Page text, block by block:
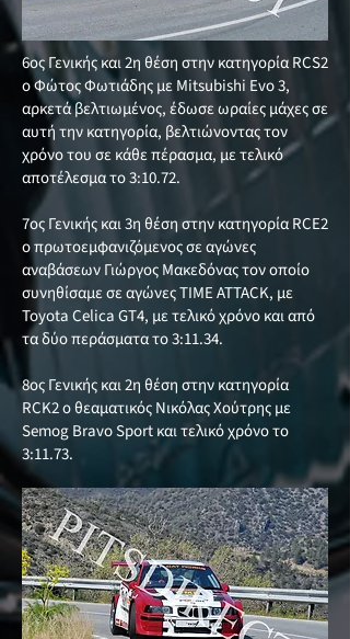
6ος Γενικής και 2η θέση στην κατηγορία RCS2
ο Φώτος Φωτιάδης με Mitsubishi Evo 3,
αρκετά βελτιωμένος, έδωσε ωραίες μάχες σε
αυτή την κατηγορία, βελτιώνοντας τον
χρόνο του σε κάθε πέρασμα, με τελικό
αποτέλεσμα το 3:10.72.
7ος Γενικής και 3η θέση στην κατηγορία RCΕ2
ο πρωτοεμφανιζόμενος σε αγώνες
αναβάσεων Γιώργος Μακεδόνας τον οποίο
συνηθίσαμε σε αγώνες TIME ATTACK, με
Toyota Celica GT4, με τελικό χρόνο και από
τα δύο περάσματα το 3:11.34.
8ος Γενικής και 2η θέση στην κατηγορία
RCK2 ο θεαματικός Νικόλας Χούτρης με
Semog Bravo Sport και τελικό χρόνο το
3:11.73.